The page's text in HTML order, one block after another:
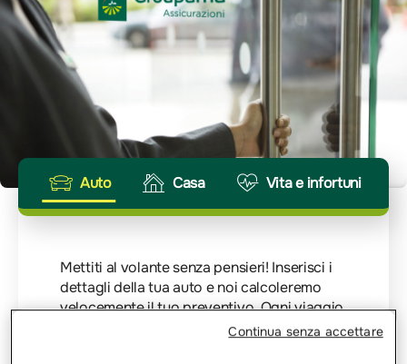
Auto Casa Vita e infortuni
Mettiti al volante senza pensieri! Inserisci i
dettagli della tua auto e noi calcoleremo
velocemente il tuo preventivo. Ogni viaggio
merita la giusta protezione.Continua senza accettare